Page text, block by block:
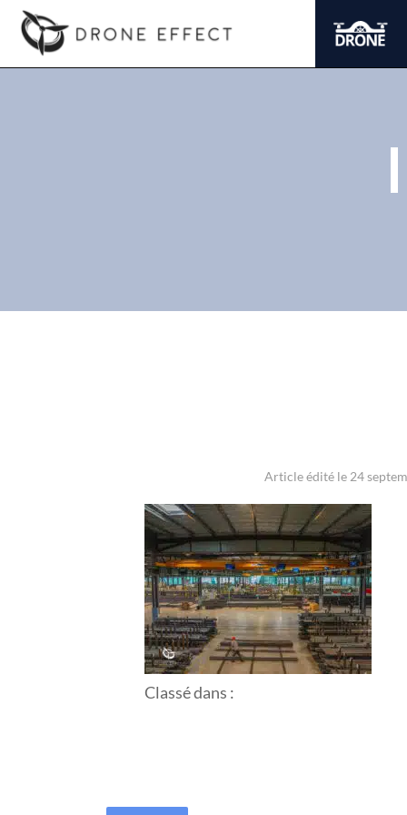
Article édité le 24
Classé dans :